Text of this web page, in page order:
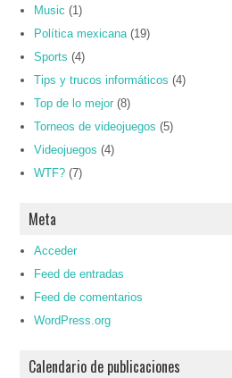
Music (1)
Política mexicana (19)
Sports (4)
Tips y trucos informáticos (4)
Top de lo mejor (8)
Torneos de videojuegos (5)
Videojuegos (4)
WTF? (7)
Meta
Acceder
Feed de entradas
Feed de comentarios
WordPress.org
Calendario de publicaciones